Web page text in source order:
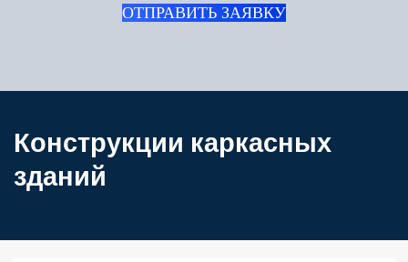
ОТПРАВИТЬ ЗАЯВКУ
Конструкции каркасных
зданий